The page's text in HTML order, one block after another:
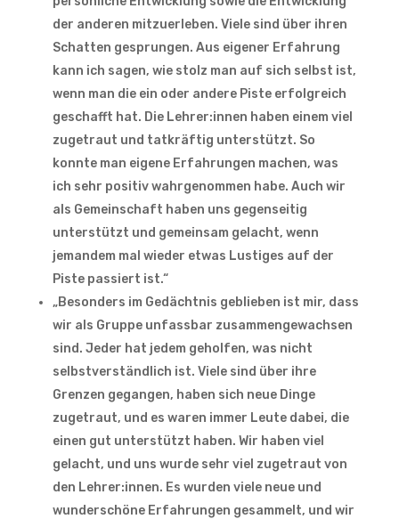
der anderen mitzuerleben. Viele sind über ihren
Schatten gesprungen. Aus eigener Erfahrung
kann ich sagen, wie stolz man auf sich selbst ist,
wenn man die ein oder andere Piste erfolgreich
geschafft hat. Die Lehrer:innen haben einem viel
zugetraut und tatkräftig unterstützt. So
konnte man eigene Erfahrungen machen, was
ich sehr positiv wahrgenommen habe. Auch wir
als Gemeinschaft haben uns gegenseitig
unterstützt und gemeinsam gelacht, wenn
jemandem mal wieder etwas Lustiges auf der
Piste passiert ist.“
„Besonders im Gedächtnis geblieben ist mir, dass
wir als Gruppe unfassbar zusammengewachsen
sind. Jeder hat jedem geholfen, was nicht
selbstverständlich ist. Viele sind über ihre
Grenzen gegangen, haben sich neue Dinge
zugetraut, und es waren immer Leute dabei, die
einen gut unterstützt haben. Wir haben viel
gelacht, und uns wurde sehr viel zugetraut von
den Lehrer:innen. Es wurden viele neue und
wunderschöne Erfahrungen gesammelt, und wir